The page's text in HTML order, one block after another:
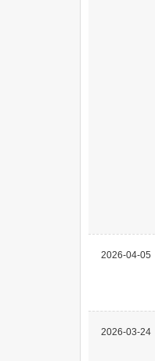
2026-04-05
2026-03-24